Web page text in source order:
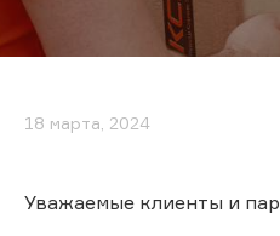
18 марта, 2024
Уважаемые клиенты и